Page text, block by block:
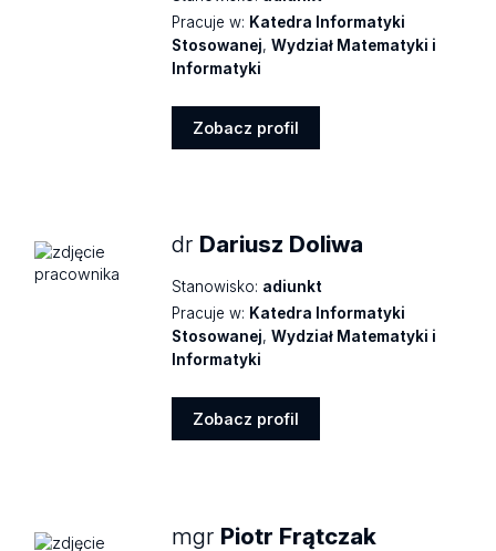
Pracuje w: Katedra Informatyki
Stosowanej,Wydział Matematyki i
Informatyki
Zobacz profil
dr Dariusz Doliwa
Stanowisko: adiunkt
Pracuje w: Katedra Informatyki
Stosowanej,Wydział Matematyki i
Informatyki
Zobacz profil
mgr Piotr Frątczak